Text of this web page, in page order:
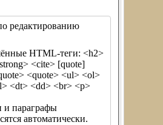
редактированию
HTML-теги: <h2>
<cite> [quote]
<quote> <ul> <ol>
<dt> <dd> <br> <p>
и параграфы
автоматически.